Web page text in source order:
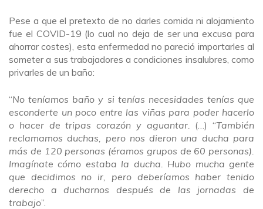
Pese a que el pretexto de no darles comida ni alojamiento
fue el COVID-19 (lo cual no deja de ser una excusa para
ahorrar costes), esta enfermedad no pareció importarles al
someter a sus trabajadores a condiciones insalubres, como
privarles de un baño:
“No teníamos baño y si tenías necesidades tenías que
esconderte un poco entre las viñas para poder hacerlo
o hacer de tripas corazón y aguantar. (…) “También
reclamamos duchas, pero nos dieron una ducha para
más de 120 personas (éramos grupos de 60 personas).
Imagínate cómo estaba la ducha. Hubo mucha gente
que decidimos no ir, pero deberíamos haber tenido
derecho a ducharnos después de las jornadas de
trabajo”.